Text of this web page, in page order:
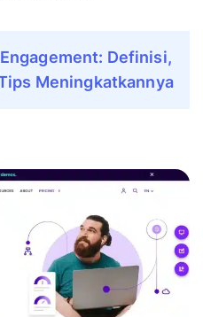
Definisi,
Meningkatkannya